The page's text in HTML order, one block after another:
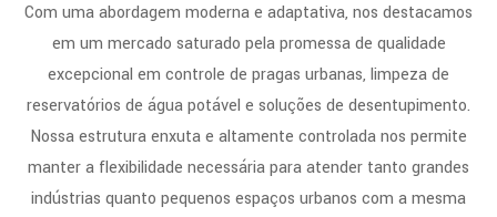
Com uma abordagem moderna e adaptativa, nos destacamos
em um mercado saturado pela promessa de qualidade
excepcional em controle de pragas urbanas, limpeza de
reservatórios de água potável e soluções de desentupimento.
Nossa estrutura enxuta e altamente controlada nos permite
manter a flexibilidade necessária para atender tanto grandes
indústrias quanto pequenos espaços urbanos com a mesma